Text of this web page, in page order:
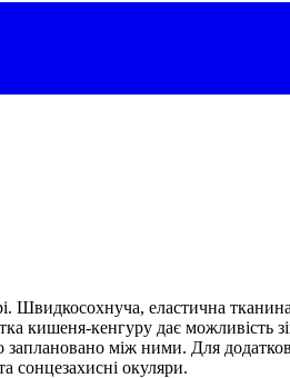
Швидкосохнуча, еластична
кишеня-кенгуру дає можливість
між ними. Для
сонцезахисні окуляри.